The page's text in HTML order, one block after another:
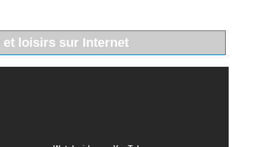
et loisirs sur Internet